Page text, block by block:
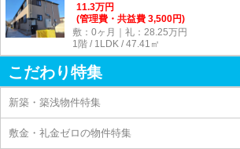
11.3万円
(管理費・共益費 3,500円)
敷：0ヶ月｜礼：28.25万円
1階 / 1LDK / 47.41㎡
こだわり特集
新築・築浅物件特集
敷金・礼金ゼロの物件特集